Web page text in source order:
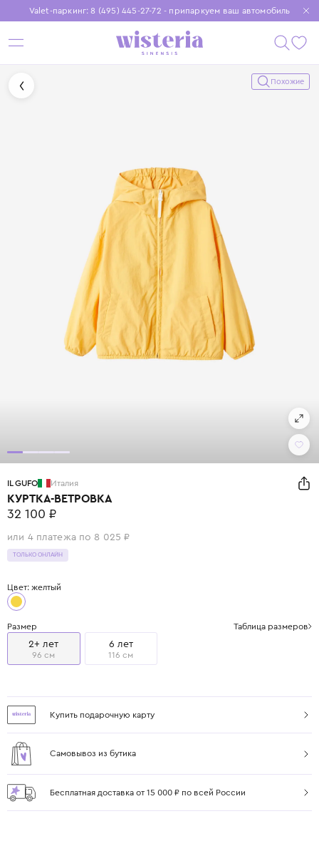
Valet-паркинг: 8 (495) 445-27-72 - припаркуем ваш автомобиль
Бесплатная доставка при заказе от 15 000 ₽
Установите приложение, чтобы покупки были еще удобнее
Похожие
IL GUFO Италия
КУРТКА-ВЕТРОВКА
32 100 ₽
или 4 платежа по 8 025 ₽
ТОЛЬКО ОНЛАЙН
Цвет: желтый
Размер Таблица размеров
2+ лет
96 см
6 лет
116 см
Купить подарочную карту
Самовывоз из бутика
Бесплатная доставка от 15 000 ₽ по всей России